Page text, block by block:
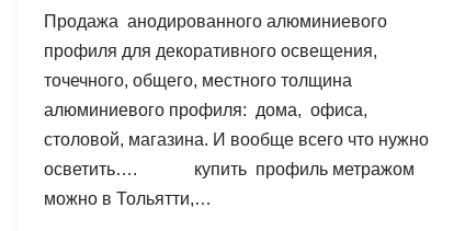
Продажа анодированного алюминиевого
профиля для декоративного освещения,
точечного, общего, местного толщина
алюминиевого профиля: дома, офиса,
столовой, магазина. И вообще всего что нужно
осветить…. купить профиль метражом
можно в Тольятти,…